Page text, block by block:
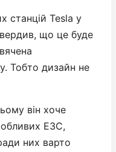
станцій Tesla у
що це буде
Тобто дизайн не
він хоче
ЕЗС,
них варто